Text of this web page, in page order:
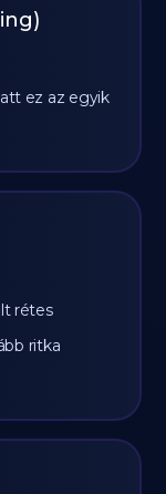
ez az egyik
rétes
ritka